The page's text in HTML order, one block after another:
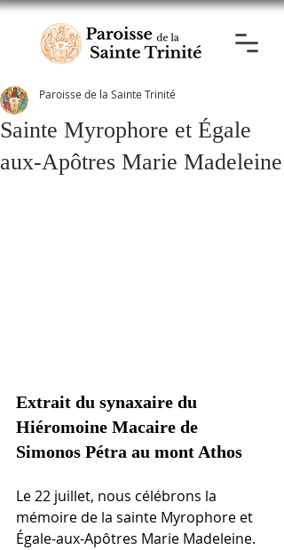
Sainte Myrophore et Égale
aux-Apôtres Marie Madeleine
Paroisse de la Sainte Trinité
Extrait du synaxaire du
Hiéromoine Macaire de
Simonos Pétra au mont Athos
Le 22 juillet, nous célébrons la
mémoire de la sainte Myrophore et
Égale-aux-Apôtres Marie Madeleine.